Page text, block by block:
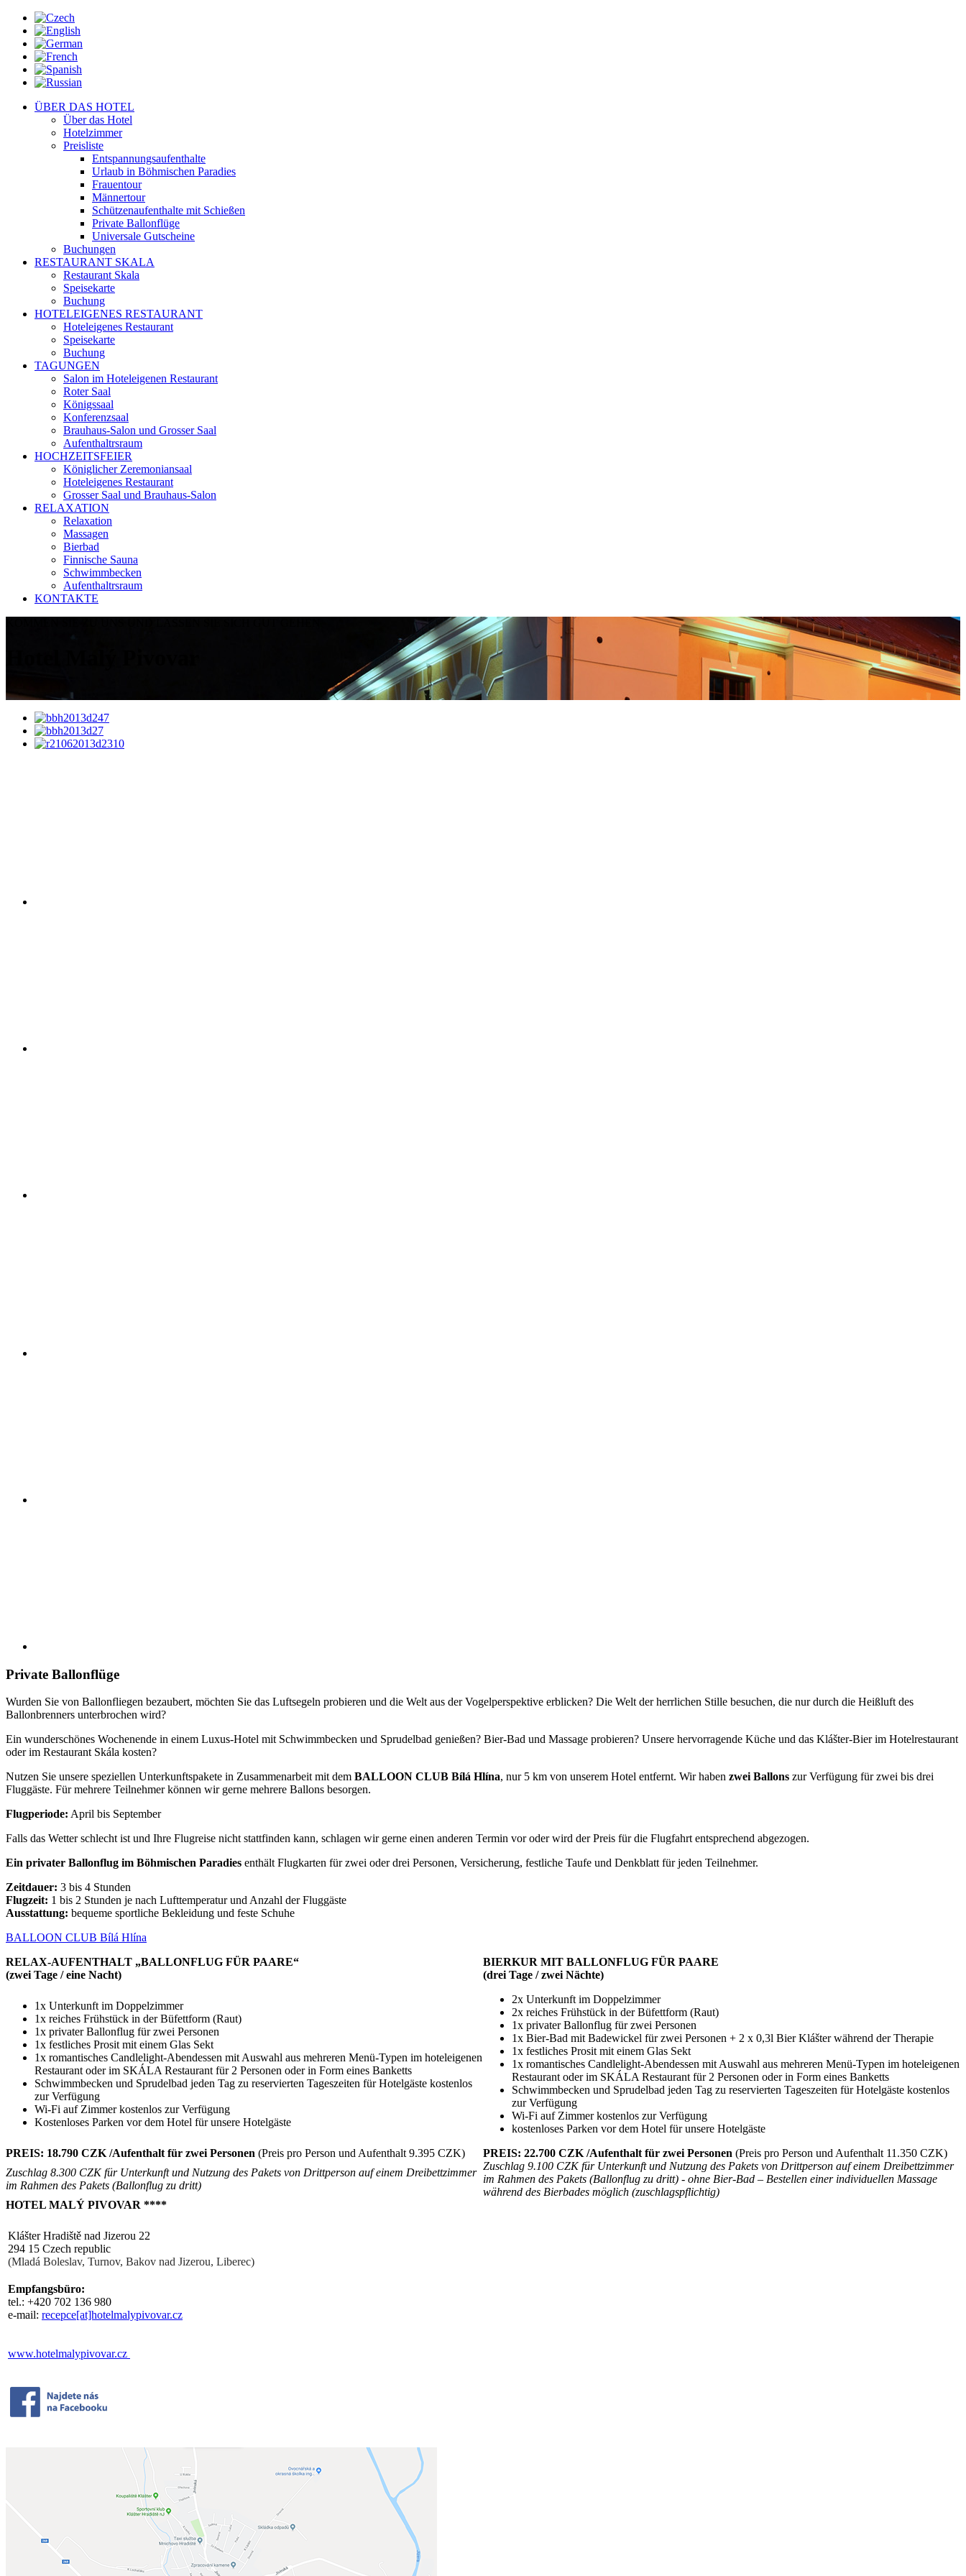
ÜBER DAS HOTEL
Über das Hotel
Hotelzimmer
Preisliste
Entspannungsaufenthalte
Urlaub in Böhmischen Paradies
Frauentour
Männertour
Schützenaufenthalte mit Schießen
Private Ballonflüge
Universale Gutscheine
Buchungen
RESTAURANT SKALA
Restaurant Skala
Speisekarte
Buchung
HOTELEIGENES RESTAURANT
Hoteleigenes Restaurant
Speisekarte
Buchung
TAGUNGEN
Salon im Hoteleigenen Restaurant
Roter Saal
Königssaal
Konferenzsaal
Brauhaus-Salon und Grosser Saal
Aufenthaltrsraum
HOCHZEITSFEIER
Königlicher Zeremoniansaal
Hoteleigenes Restaurant
Grosser Saal und Brauhaus-Salon
RELAXATION
Relaxation
Massagen
Bierbad
Finnische Sauna
Schwimmbecken
Aufenthaltrsraum
KONTAKTE
Private Ballonflüge
Wurden Sie von Ballonfliegen bezaubert, möchten Sie das Luftsegeln probieren und die Welt aus der Vogelperspektive erblicken? Die Welt der herrlichen Stille besuchen, die nur durch die Heißluft des
Ballonbrenners unterbrochen wird?
Ein wunderschönes Wochenende in einem Luxus-Hotel mit Schwimmbecken und Sprudelbad genießen? Bier-Bad und Massage probieren? Unsere hervorragende Küche und das Klášter-Bier im Hotelrestaurant
oder im Restaurant Skála kosten?
Nutzen Sie unsere speziellen Unterkunftspakete in Zusammenarbeit mit dem BALLOON CLUB Bílá Hlína, nur 5 km von unserem Hotel entfernt. Wir haben zwei Ballons zur Verfügung für zwei bis drei
Fluggäste. Für mehrere Teilnehmer können wir gerne mehrere Ballons besorgen.
Flugperiode: April bis September
Falls das Wetter schlecht ist und Ihre Flugreise nicht stattfinden kann, schlagen wir gerne einen anderen Termin vor oder wird der Preis für die Flugfahrt entsprechend abgezogen.
Ein privater Ballonflug im Böhmischen Paradies enthält Flugkarten für zwei oder drei Personen, Versicherung, festliche Taufe und Denkblatt für jeden Teilnehmer.
Zeitdauer: 3 bis 4 Stunden
Flugzeit: 1 bis 2 Stunden je nach Lufttemperatur und Anzahl der Fluggäste
Ausstattung: bequeme sportliche Bekleidung und feste Schuhe
BALLOON CLUB Bílá Hlína
RELAX-AUFENTHALT „BALLONFLUG FÜR PAARE“
(zwei Tage / eine Nacht)
BIERKUR MIT BALLONFLUG FÜR PAARE
(drei Tage / zwei Nächte)
1x Unterkunft im Doppelzimmer
1x reiches Frühstück in der Büfettform (Raut)
1x privater Ballonflug für zwei Personen
1x festliches Prosit mit einem Glas Sekt
1x romantisches Candlelight-Abendessen mit Auswahl aus mehreren Menü-Typen im hoteleigenen
Restaurant oder im SKÁLA Restaurant für 2 Personen oder in Form eines Banketts
Schwimmbecken und Sprudelbad jeden Tag zu reservierten Tageszeiten für Hotelgäste kostenlos
zur Verfügung
Wi-Fi auf Zimmer kostenlos zur Verfügung
Kostenloses Parken vor dem Hotel für unsere Hotelgäste
2x Unterkunft im Doppelzimmer
2x reiches Frühstück in der Büfettform (Raut)
1x privater Ballonflug für zwei Personen
1x Bier-Bad mit Badewickel für zwei Personen + 2 x 0,3l Bier Klášter während der Therapie
1x festliches Prosit mit einem Glas Sekt
1x romantisches Candlelight-Abendessen mit Auswahl aus mehreren Menü-Typen im hoteleigenen
Restaurant oder im SKÁLA Restaurant für 2 Personen oder in Form eines Banketts
Schwimmbecken und Sprudelbad jeden Tag zu reservierten Tageszeiten für Hotelgäste kostenlos
zur Verfügung
Wi-Fi auf Zimmer kostenlos zur Verfügung
kostenloses Parken vor dem Hotel für unsere Hotelgäste
PREIS: 18.790 CZK /Aufenthalt für zwei Personen (Preis pro Person und Aufenthalt 9.395 CZK) PREIS: 22.700 CZK /Aufenthalt für zwei Personen (Preis pro Person und Aufenthalt 11.350 CZK)
Zuschlag 8.300 CZK für Unterkunft und Nutzung des Pakets von Drittperson auf einem Dreibettzimmer
im Rahmen des Pakets (Ballonflug zu dritt)
Zuschlag 9.100 CZK für Unterkunft und Nutzung des Pakets von Drittperson auf einem Dreibettzimmer
im Rahmen des Pakets (Ballonflug zu dritt) - ohne Bier-Bad – Bestellen einer individuellen Massage
während des Bierbades möglich (zuschlagspflichtig)
HOTEL MALÝ PIVOVAR ****
Klášter Hradiště nad Jizerou 22
294 15 Czech republic
(Mladá Boleslav, Turnov, Bakov nad Jizerou, Liberec)
Empfangsbüro:
tel.: +420 702 136 980
e-mail: recepce[at]hotelmalypivovar.cz
www.hotelmalypivovar.cz